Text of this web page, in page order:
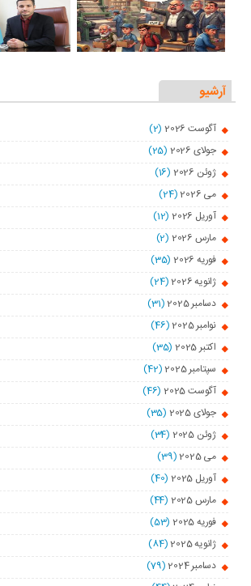
آرشیو
آگوست 2026
(2)
جولای 2026
(25)
ژوئن 2026
(16)
می 2026
(24)
آوریل 2026
(12)
مارس 2026
(2)
فوریه 2026
(35)
ژانویه 2026
(24)
دسامبر 2025
(31)
نوامبر 2025
(46)
اکتبر 2025
(35)
سپتامبر 2025
(42)
آگوست 2025
(46)
جولای 2025
(35)
ژوئن 2025
(34)
می 2025
(39)
آوریل 2025
(40)
مارس 2025
(44)
فوریه 2025
(53)
ژانویه 2025
(84)
دسامبر 2024
(79)